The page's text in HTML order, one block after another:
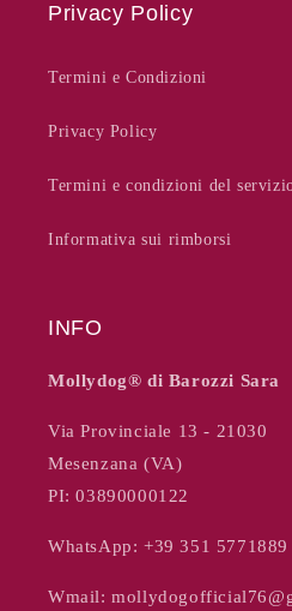
Privacy Policy
Termini e Condizioni
Privacy Policy
Termini e condizioni del
Informativa sui rimborsi
INFO
Mollydog®️ di Barozzi Sara
Via Provinciale 13 - 21030
Mesenzana (VA)
PI: 03890000122
WhatsApp: +39 351 5771889
Wmail: